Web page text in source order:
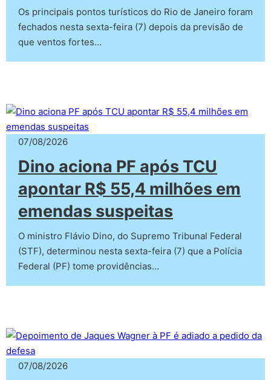
Os principais pontos turísticos do Rio de Janeiro foram
fechados nesta sexta-feira (7) depois da previsão de
que ventos fortes…
07/08/2026
Dino aciona PF após TCU
apontar R$ 55,4 milhões em
emendas suspeitas
O ministro Flávio Dino, do Supremo Tribunal Federal
(STF), determinou nesta sexta-feira (7) que a Polícia
Federal (PF) tome providências…
07/08/2026